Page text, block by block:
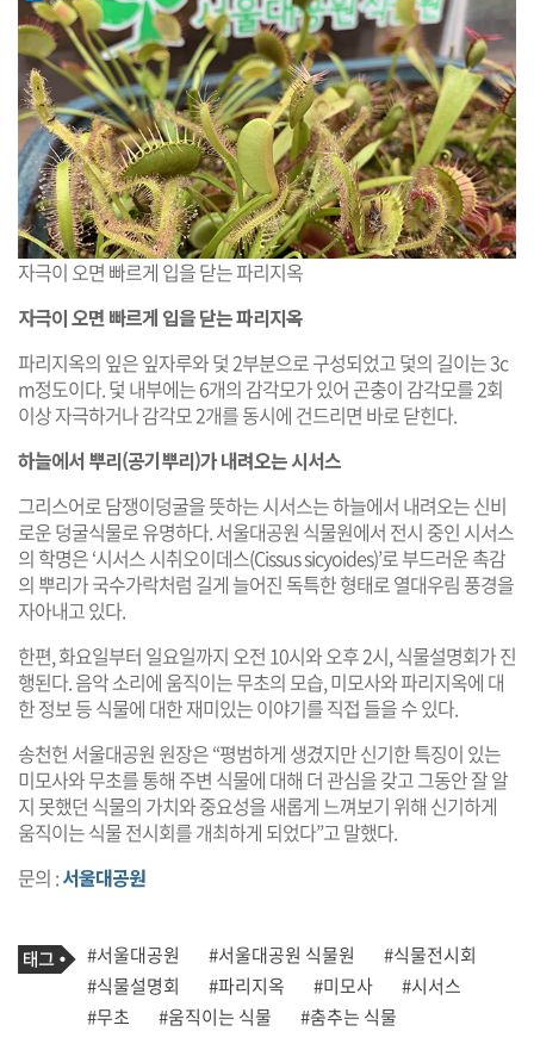
자극이 오면 빠르게 입을 닫는 파리지옥
자극이 오면 빠르게 입을 닫는 파리지옥
파리지옥의 잎은 잎자루와 덫 2부분으로 구성되었고 덫의 길이는 3c
m정도이다. 덫 내부에는 6개의 감각모가 있어 곤충이 감각모를 2회
이상 자극하거나 감각모 2개를 동시에 건드리면 바로 닫힌다.
하늘에서 뿌리(공기뿌리)가 내려오는 시서스
그리스어로 담쟁이덩굴을 뜻하는 시서스는 하늘에서 내려오는 신비
로운 덩굴식물로 유명하다. 서울대공원 식물원에서 전시 중인 시서스
의 학명은 ‘시서스 시취오이데스(Cissus sicyoides)’로 부드러운 촉감
의 뿌리가 국수가락처럼 길게 늘어진 독특한 형태로 열대우림 풍경을
자아내고 있다.
한편, 화요일부터 일요일까지 오전 10시와 오후 2시, 식물설명회가 진
행된다. 음악 소리에 움직이는 무초의 모습, 미모사와 파리지옥에 대
한 정보 등 식물에 대한 재미있는 이야기를 직접 들을 수 있다.
송천헌 서울대공원 원장은 “평범하게 생겼지만 신기한 특징이 있는
미모사와 무초를 통해 주변 식물에 대해 더 관심을 갖고 그동안 잘 알
지 못했던 식물의 가치와 중요성을 새롭게 느껴보기 위해 신기하게
움직이는 식물 전시회를 개최하게 되었다”고 말했다.
문의 :서울대공원
기
사
관
련
태
태
그
#서울대공원 #서울대공원 식물원
#식물전시회
#식물설명회
#파리지옥 #미모사
#시서스
#무초
#움직이는 식물 #춤추는 식물